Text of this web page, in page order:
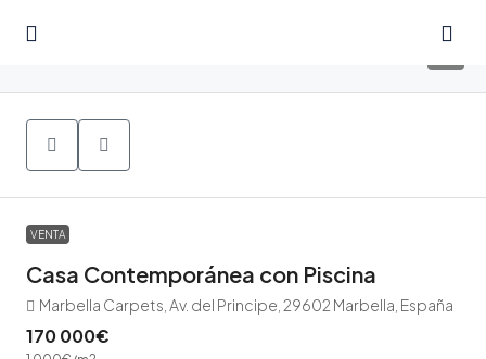
VENTA
Casa Contemporánea con Piscina
Marbella Carpets, Av. del Principe, 29602 Marbella, España
170 000€